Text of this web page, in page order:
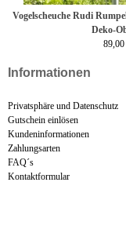
Vogelscheuche Rudi
Deko-
Informationen
Privatsphäre und Datenschutz
Gutschein einlösen
Kundeninformationen
Zahlungsarten
FAQ´s
Kontaktformular